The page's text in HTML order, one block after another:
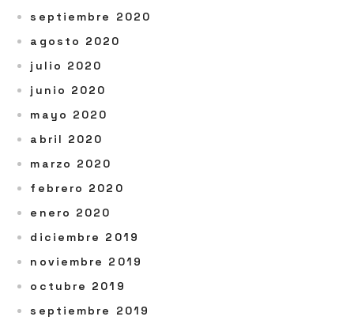
septiembre 2020
agosto 2020
julio 2020
junio 2020
mayo 2020
abril 2020
marzo 2020
febrero 2020
enero 2020
diciembre 2019
noviembre 2019
octubre 2019
septiembre 2019